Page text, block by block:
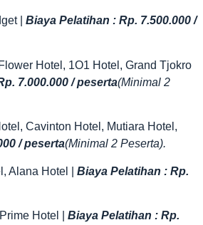
| Biaya Pelatihan : Rp. 7.500.000 /
Hotel, 1O1 Hotel, Grand Tjokro
7.000.000 / peserta(Minimal 2
Cavinton Hotel, Mutiara Hotel,
/ peserta(Minimal 2 Peserta).
Alana Hotel | Biaya Pelatihan : Rp.
Hotel | Biaya Pelatihan : Rp.